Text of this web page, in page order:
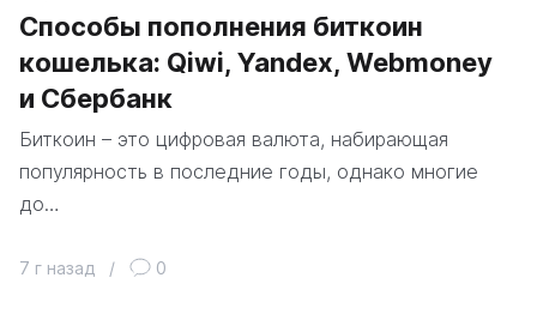
Способы пополнения биткоин
кошелька: Qiwi, Yandex, Webmoney
и Сбербанк
Биткоин – это цифровая валюта, набирающая
популярность в последние годы, однако многие
до…
7 г назад / 0